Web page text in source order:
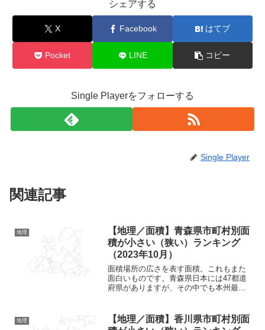
シェアする
X Facebook はてブ
Pocket LINE コピー
Single Playerをフォローする
Single Player
関連記事
地理
【地理／面積】青森県市町村別面
積が小さい（狭い）ランキング
（2023年10月）
面積場所の広さを表す面積。これもまた
面白いものです。青森県日本には47都道
府県がありますが、その中でも本州最北
なっておりまして、独特な形状をしてい
ますよね。右上の方にと...
地理
【地理／面積】香川県市町村別面